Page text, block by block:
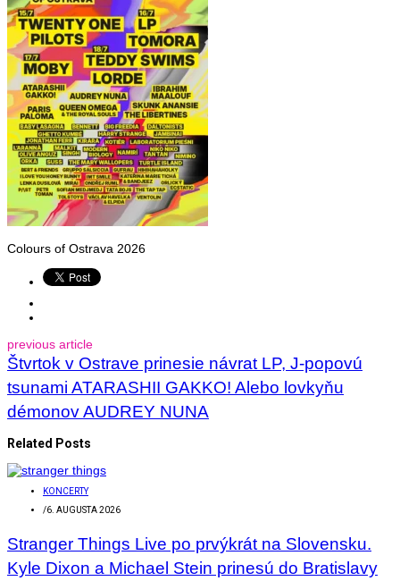
Colours of Ostrava 2026
previous article
Štvrtok v Ostrave prinesie návrat LP, J-popovú
tsunami ATARASHII GAKKO! Alebo lovkyňu
démonov AUDREY NUNA
Related Posts
KONCERTY
/6. AUGUSTA 2026
Stranger Things Live po prvýkrát na Slovensku.
Kyle Dixon a Michael Stein prinesú do Bratislavy